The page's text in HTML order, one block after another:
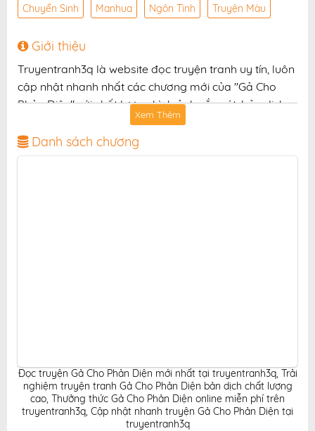
Chuyển Sinh Manhua Ngôn Tình Truyện Màu
Giới thiệu
Truyentranh3q là website đọc truyện tranh uy tín, luôn
cập nhật nhanh nhất các chương mới của "Gả Cho
Phản Diện" với chất lượng hình ảnh sắc nét, bản dịch
chuẩn và giao diện thân thiện, mang đến trải nghiệm
đọc truyện hấp dẫn, tiện lợi, hoàn toàn miễn phí cho
độc giả yêu thích truyện tranh online.
Xem Thêm
Danh sách chương
Đọc truyện Gả Cho Phản Diện mới nhất tại truyentranh3q, Trải
nghiệm truyện tranh Gả Cho Phản Diện bản dịch chất lượng
cao, Thưởng thức Gả Cho Phản Diện online miễn phí trên
truyentranh3q, Cập nhật nhanh truyện Gả Cho Phản Diện tại
truyentranh3q